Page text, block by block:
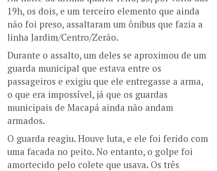
19h, os dois, e um terceiro elemento que ainda
não foi preso, assaltaram um ônibus que fazia a
linha Jardim/Centro/Zerão.
Durante o assalto, um deles se aproximou de um
guarda municipal que estava entre os
passageiros e exigiu que ele entregasse a arma,
o que era impossível, já que os guardas
municipais de Macapá ainda não andam
armados.
O guarda reagiu. Houve luta, e ele foi ferido com
uma facada no peito. No entanto, o golpe foi
amortecido pelo colete que usava. Os três